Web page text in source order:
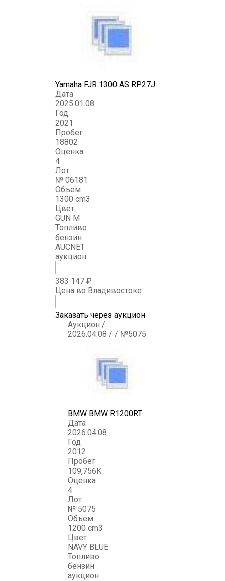
Yamaha FJR 1300 AS RP27J
Дата
2025.01.08
Год
2021
Пробег
18802
Оценка
4
Лот
№ 06181
Объем
1300 cm3
Цвет
GUN M
Топливо
бензин
AUCNET
аукцион
383 147 ₽
Цена во Владивостоке
Заказать через аукцион
Аукцион /
2026.04.08 / / №5075
BMW BMW R1200RT
Дата
2026.04.08
Год
2012
Пробег
109,756K
Оценка
4
Лот
№ 5075
Объем
1200 cm3
Цвет
NAVY BLUE
Топливо
бензин
аукцион